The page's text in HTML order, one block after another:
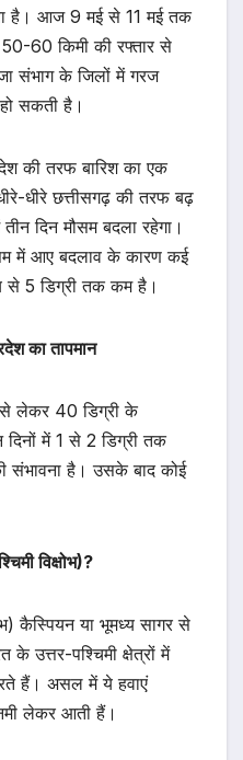
है। आज 9 मई से 11 मई तक
60 किमी की रफ्तार से
संभाग के जिलों में गरज
सकती है।
की तरफ बारिश का एक
धीरे छत्तीसगढ़ की तरफ बढ़
दिन मौसम बदला रहेगा।
में आए बदलाव के कारण कई
से 5 डिग्री तक कम है।
का तापमान
लेकर 40 डिग्री के
में 1 से 2 डिग्री तक
संभावना है। उसके बाद कोई
विक्षोभ)?
कैस्पियन या भूमध्य सागर से
उत्तर-पश्चिमी क्षेत्रों में
हैं। असल में ये हवाएं
लेकर आती हैं।